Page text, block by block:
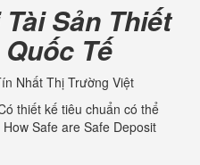
Sản Thiết
Tế
Nhất Thị Trường Việt
thiết kế tiêu chuẩn có thể
Safe are Safe Deposit